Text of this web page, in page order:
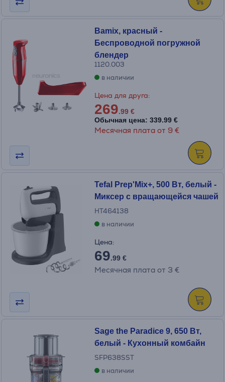
Bamix, красный -
Беспроводной погружной
блендер
1120.003
в наличии
Цена для друга:
269.99 €
Обычная цена: 339.99 €
Месячная плата от 9 €
Tefal Prep'Mix+, 500 Вт, белый -
Миксер с вращающейся чашей
HT464138
в наличии
Цена:
69.99 €
Месячная плата от 3 €
Sage the Paradice 9, 650 Вт,
белый - Кухонный комбайн
SFP638SST
в наличии